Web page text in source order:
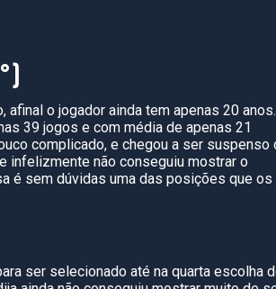
afinal o jogador ainda tem apenas 20 anos.
39 jogos e com média de apenas 21
complicado, e chegou a ser suspenso
infelizmente não conseguiu mostrar o
é sem dúvidas uma das posições que os
ser selecionado até na quarta escolha